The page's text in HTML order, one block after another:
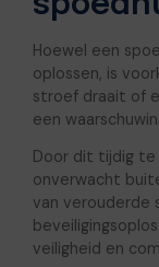
Hoewel een
oplossen, is
stroef draait of
een
Door dit tijdig te
onverwacht
van verouderde
veiligheid en